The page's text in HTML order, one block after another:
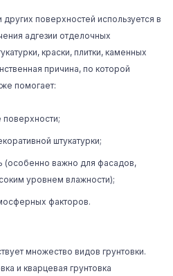
поверхностей используется в
адгезии отделочных
краски, плитки, каменных
причина, по которой
помогает:
поверхности;
штукатурки;
(особенно важно для фасадов,
уровнем влажности);
факторов.
множество видов грунтовки.
и кварцевая грунтовка